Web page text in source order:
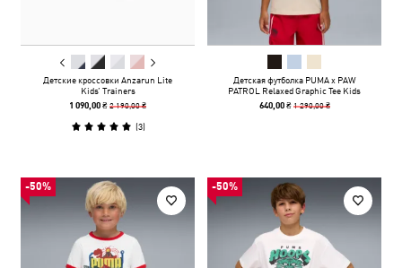
Детские кроссовки Anzarun Lite
Kids’ Trainers
1 090,00 ₴2 190,00 ₴
(3)
Детская футболка PUMA x PAW
PATROL Relaxed Graphic Tee Kids
640,00 ₴ 1 290,00 ₴
-50% -50%